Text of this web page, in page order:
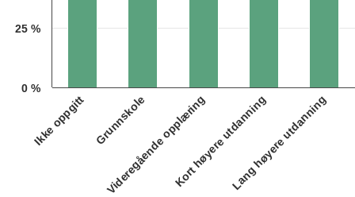
Ikke oppgitt Grunnskole
Videregående opplæringKort høyere utdanningLang høyere utdanning
0 %
25 %